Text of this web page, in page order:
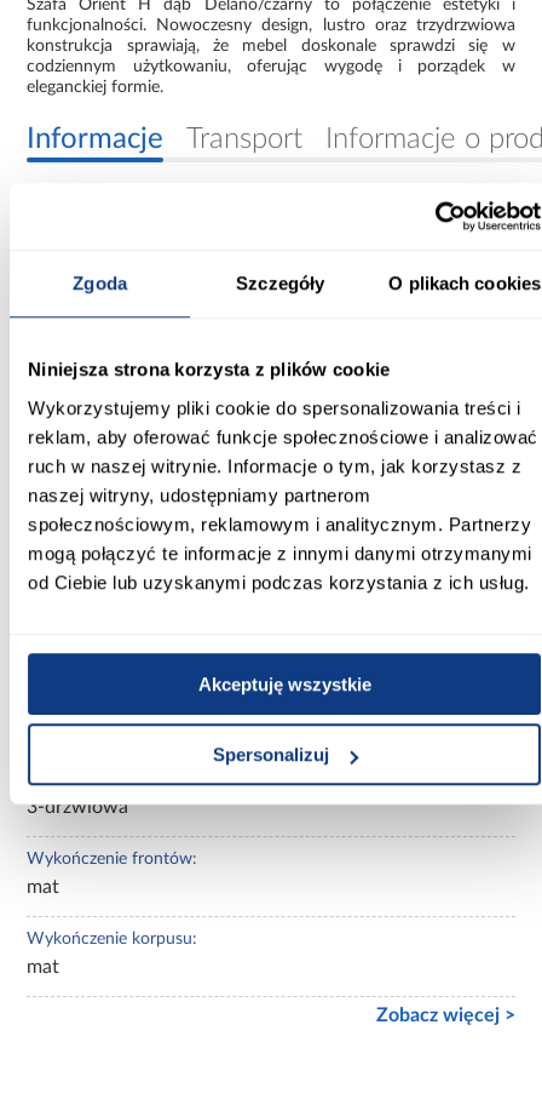
Zgoda Szczegóły O plikach cookies
Niniejsza strona korzysta z plików cookie
Wykorzystujemy pliki cookie do spersonalizowania treści i
reklam, aby oferować funkcje społecznościowe i analizować
ruch w naszej witrynie. Informacje o tym, jak korzystasz z
naszej witryny, udostępniamy partnerom
społecznościowym, reklamowym i analitycznym. Partnerzy
mogą połączyć te informacje z innymi danymi otrzymanymi
od Ciebie lub uzyskanymi podczas korzystania z ich usług.
Akceptuję wszystkie
Spersonalizuj
Szafa Orient H dąb Delano/czarny to połączenie estetyki i
funkcjonalności. Nowoczesny design, lustro oraz trzydrzwiowa
konstrukcja sprawiają, że mebel doskonale sprawdzi się w
codziennym użytkowaniu, oferując wygodę i porządek w
eleganckiej formie.
Informacje Transport Informacje o
Głębokość [cm]:
Wysokość [cm]:
200.00
Kolor frontów:
czarny
Kolor korpusu:
dąb delano ciemny
z lustrem
Ilość drzwi:
3-drzwiowa
Wykończenie frontów:
mat
Wykończenie korpusu:
mat
Zobacz więcej >